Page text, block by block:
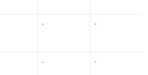
- -
- -